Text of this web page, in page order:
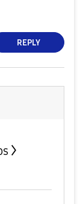
REPLY